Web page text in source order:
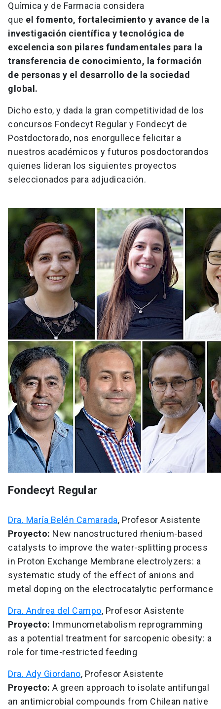
Química y de Farmacia considera
que el fomento, fortalecimiento y avance de la
investigación científica y tecnológica de
excelencia son pilares fundamentales para la
transferencia de conocimiento, la formación
de personas y el desarrollo de la sociedad
global.
Dicho esto, y dada la gran competitividad de los
concursos Fondecyt Regular y Fondecyt de
Postdoctorado, nos enorgullece felicitar a
nuestros académicos y futuros posdoctorandos
quienes lideran los siguientes proyectos
seleccionados para adjudicación.
Fondecyt Regular
Dra. María Belén Camarada, Profesor Asistente
Proyecto: New nanostructured rhenium-based
catalysts to improve the water-splitting process
in Proton Exchange Membrane electrolyzers: a
systematic study of the effect of anions and
metal doping on the electrocatalytic performance
Dra. Andrea del Campo, Profesor Asistente
Proyecto: Immunometabolism reprogramming
as a potential treatment for sarcopenic obesity: a
role for time-restricted feeding
Dra. Ady Giordano, Profesor Asistente
Proyecto: A green approach to isolate antifungal
an antimicrobial compounds from Chilean native